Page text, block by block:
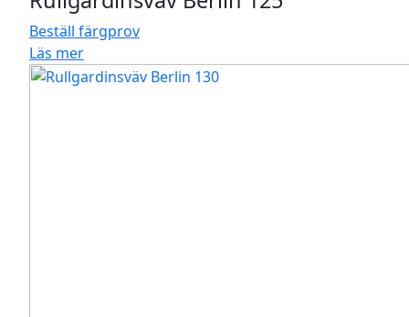
Beställ färgprov
Läs mer